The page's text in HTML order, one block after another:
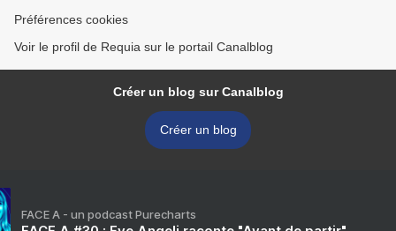
Préférences cookies
Voir le profil de Requia sur le portail Canalblog
Créer un blog sur Canalblog
Créer un blog
FACE A - un podcast Purecharts